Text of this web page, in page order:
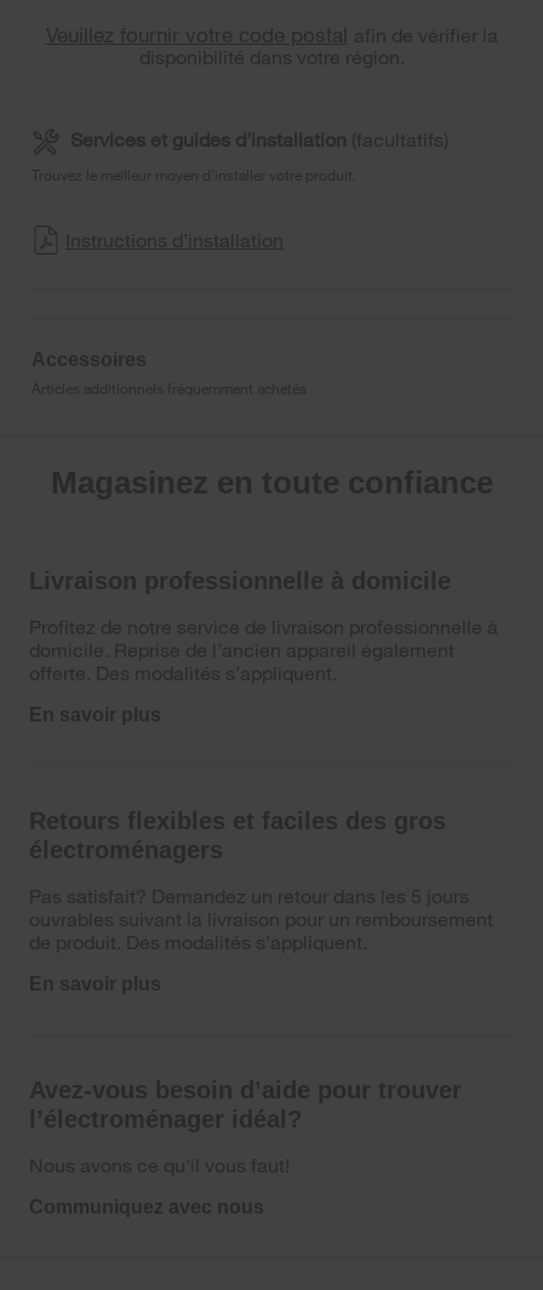
Veuillez fournir votre code postal afin de vérifier la
disponibilité dans votre région.
Services et guides d’installation (facultatifs)
Trouvez le meilleur moyen d’installer votre produit.
Instructions d’installation
Accessoires
Articles additionnels fréquemment achetés
Magasinez en toute confiance
Livraison professionnelle à domicile
Profitez de notre service de livraison professionnelle à
domicile. Reprise de l’ancien appareil également
offerte. Des modalités s’appliquent.
En savoir plus
Retours flexibles et faciles des gros
électroménagers
Pas satisfait? Demandez un retour dans les 5 jours
ouvrables suivant la livraison pour un remboursement
de produit. Des modalités s’appliquent.
En savoir plus
Avez-vous besoin d’aide pour trouver
l’électroménager idéal?
Nous avons ce qu'il vous faut!
Communiquez avec nous